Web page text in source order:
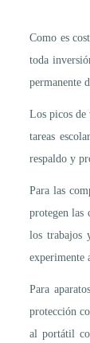
Como es
toda
permanente
Los picos de
tareas
respaldo y
Para las
protegen las
los trabajos
experimente
Para
protección
al portátil